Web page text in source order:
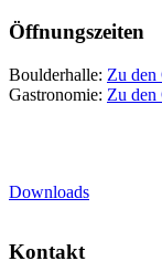
Öffnungszeiten
Boulderhalle: Zu den
Gastronomie: Zu den
Downloads
Kontakt